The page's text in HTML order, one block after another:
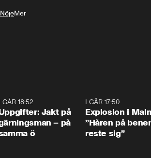
NöjeMer
GÅR 18:52
Jakt på
– på
ö
I GÅR 17:50
Explosion i
”Håren på
reste sig”